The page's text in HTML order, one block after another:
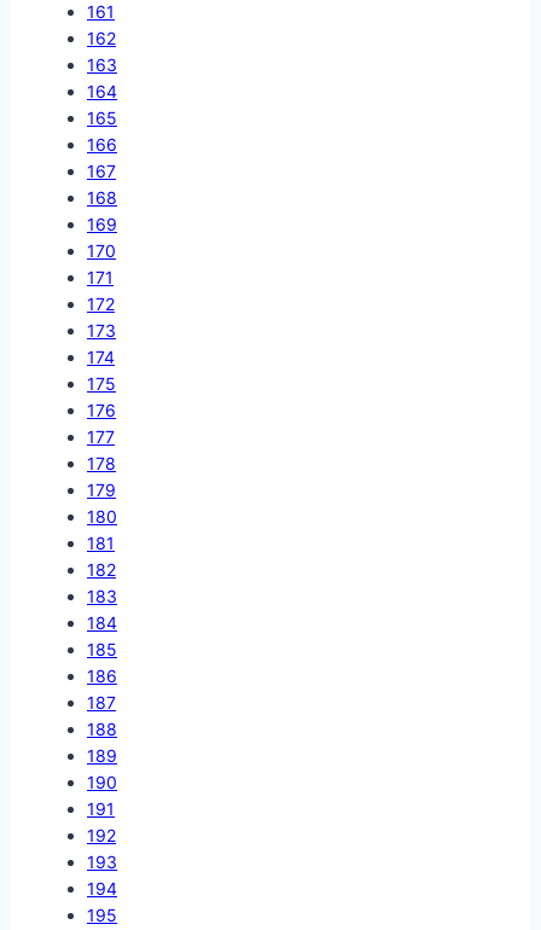
161
162
163
164
165
166
167
168
169
170
171
172
173
174
175
176
177
178
179
180
181
182
183
184
185
186
187
188
189
190
191
192
193
194
195